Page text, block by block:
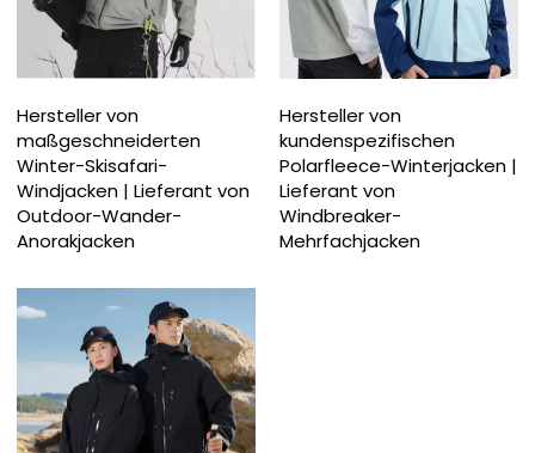
Hersteller von
maßgeschneiderten
Winter-Skisafari-
Windjacken | Lieferant von
Outdoor-Wander-
Anorakjacken
Hersteller von
kundenspezifischen
Polarfleece-Winterjacken |
Lieferant von
Windbreaker-
Mehrfachjacken